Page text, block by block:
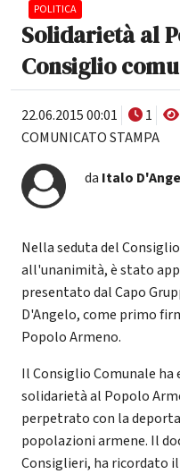
POLITICA
Solidarietà al
Consiglio
22.06.2015 00:01 1
COMUNICATO STAMPA
da Italo
Nella seduta del
all'unanimità, è stato
presentato dal Capo
D'Angelo, come primo
Popolo Armeno.
Il Consiglio Comunale
solidarietà al Popolo
perpetrato con la
popolazioni armene. Il
Consiglieri, ha ricordato il